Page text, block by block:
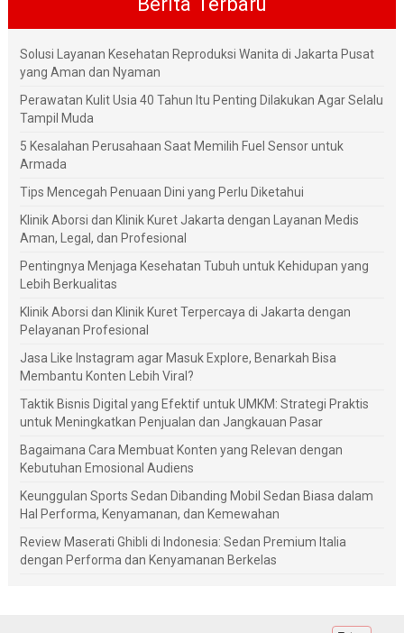
Solusi Layanan Kesehatan Reproduksi Wanita di Jakarta Pusat
yang Aman dan Nyaman
Perawatan Kulit Usia 40 Tahun Itu Penting Dilakukan Agar Selalu
Tampil Muda
5 Kesalahan Perusahaan Saat Memilih Fuel Sensor untuk
Armada
Tips Mencegah Penuaan Dini yang Perlu Diketahui
Klinik Aborsi dan Klinik Kuret Jakarta dengan Layanan Medis
Aman, Legal, dan Profesional
Pentingnya Menjaga Kesehatan Tubuh untuk Kehidupan yang
Lebih Berkualitas
Klinik Aborsi dan Klinik Kuret Terpercaya di Jakarta dengan
Pelayanan Profesional
Jasa Like Instagram agar Masuk Explore, Benarkah Bisa
Membantu Konten Lebih Viral?
Taktik Bisnis Digital yang Efektif untuk UMKM: Strategi Praktis
untuk Meningkatkan Penjualan dan Jangkauan Pasar
Bagaimana Cara Membuat Konten yang Relevan dengan
Kebutuhan Emosional Audiens
Keunggulan Sports Sedan Dibanding Mobil Sedan Biasa dalam
Hal Performa, Kenyamanan, dan Kemewahan
Review Maserati Ghibli di Indonesia: Sedan Premium Italia
dengan Performa dan Kenyamanan Berkelas